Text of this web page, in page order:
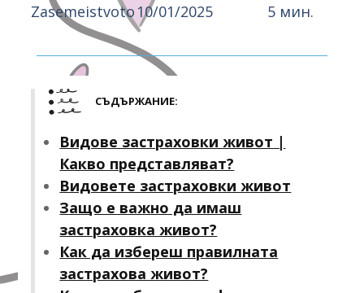
Zasemeistvoto 10/01/2025 5 мин.
СЪДЪРЖАНИЕ:
Видове застраховки живот |
Какво представляват?
Видовете застраховки живот
Защо е важно да имаш
застраховка живот?
Как да избереш правилната
застрахова живот?